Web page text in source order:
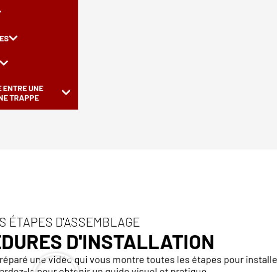
ENTRE UNE
TRAPPE
ÉTAPES D'ASSEMBLAGE
D'INSTALLATION
une vidéo qui vous montre toutes les étapes pour